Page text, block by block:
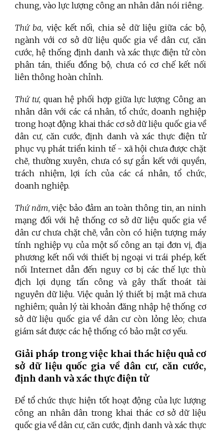
chung, vào lực lượng công an nhân dân nói riêng.
Thứ ba, việc kết nối, chia sẻ dữ liệu giữa các bộ,
ngành với cơ sở dữ liệu quốc gia về dân cư, căn
cước, hệ thống định danh và xác thực điện tử còn
phân tán, thiếu đồng bộ, chưa có cơ chế kết nối
liên thông hoàn chỉnh.
Thứ tư, quan hệ phối hợp giữa lực lượng Công an
nhân dân với các cá nhân, tổ chức, doanh nghiệp
trong hoạt động khai thác cơ sở dữ liệu quốc gia về
dân cư, căn cước, định danh và xác thực điện tử
phục vụ phát triển kinh tế - xã hội chưa được chặt
chẽ, thường xuyên, chưa có sự gắn kết với quyền,
trách nhiệm, lợi ích của các cá nhân, tổ chức,
doanh nghiệp.
Thứ năm, việc bảo đảm an toàn thông tin, an ninh
mạng đối với hệ thống cơ sở dữ liệu quốc gia về
dân cư chưa chặt chẽ, vẫn còn có hiện tượng máy
tính nghiệp vụ của một số công an tại đơn vị, địa
phương kết nối với thiết bị ngoại vi trái phép, kết
nối Internet dẫn đến nguy cơ bị các thế lực thù
địch lợi dụng tấn công và gây thất thoát tài
nguyên dữ liệu. Việc quản lý thiết bị mật mã chưa
nghiêm; quản lý tài khoản đăng nhập hệ thống cơ
sở dữ liệu quốc gia về dân cư còn lỏng lẻo; chưa
giám sát được các hệ thống có bảo mật cơ yếu.
Giải pháp trong việc khai thác hiệu quả cơ
sở dữ liệu quốc gia về dân cư, căn cước,
định danh và xác thực điện tử
Để tổ chức thực hiện tốt hoạt động của lực lượng
công an nhân dân trong khai thác cơ sở dữ liệu
quốc gia về dân cư, căn cước, định danh và xác thực